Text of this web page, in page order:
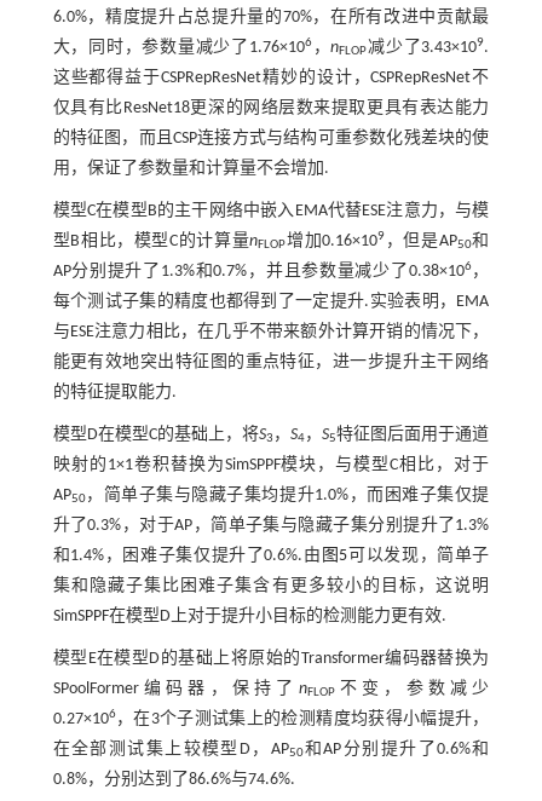
6.0%，精度提升占总提升量的70%，在所有改进中贡献最
大，同时，参数量减少了1.76×106，nFLOP减少了3.43×109.
这些都得益于CSPRepResNet精妙的设计，CSPRepResNet不
仅具有比ResNet18更深的网络层数来提取更具有表达能力
的特征图，而且CSP连接方式与结构可重参数化残差块的使
用，保证了参数量和计算量不会增加.
模型C在模型B的主干网络中嵌入EMA代替ESE注意力，与模
型B相比，模型C的计算量nFLOP增加0.16×109 ，但是AP50和
AP分别提升了1.3%和0.7%，并且参数量减少了0.38×106，
每个测试子集的精度也都得到了一定提升.实验表明，EMA
与ESE注意力相比，在几乎不带来额外计算开销的情况下，
能更有效地突出特征图的重点特征，进一步提升主干网络
的特征提取能力.
模型D在模型C的基础上，将S3 ，S4，S5特征图后面用于通道
映射的1×1卷积替换为SimSPPF模块，与模型C相比，对于
AP50，简单子集与隐藏子集均提升1.0%，而困难子集仅提
升了0.3%，对于AP，简单子集与隐藏子集分别提升了1.3%
和1.4%，困难子集仅提升了0.6%.由 图5 可以发现，简单子
集和隐藏子集比困难子集含有更多较小的目标，这说明
SimSPPF在模型D上对于提升小目标的检测能力更有效.
模型E在模型D的基础上将原始的Transformer编码器替换为
SPoolFormer编码器，保持了 nFLOP不变，参数减少
0.27×106，在3个子测试集上的检测精度均获得小幅提升，
在全部测试集上较模型D，AP50和AP分别提升了0.6%和
0.8%，分别达到了86.6%与74.6%.